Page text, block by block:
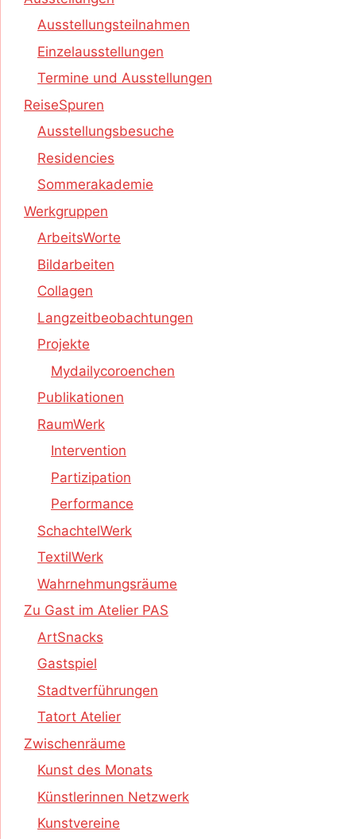
Ausstellungsteilnahmen
Einzelausstellungen
Termine und Ausstellungen
ReiseSpuren
Ausstellungsbesuche
Residencies
Sommerakademie
Werkgruppen
ArbeitsWorte
Bildarbeiten
Collagen
Langzeitbeobachtungen
Projekte
Mydailycoroenchen
Publikationen
RaumWerk
Intervention
Partizipation
Performance
SchachtelWerk
TextilWerk
Wahrnehmungsräume
Zu Gast im Atelier PAS
ArtSnacks
Gastspiel
Stadtverführungen
Tatort Atelier
Zwischenräume
Kunst des Monats
Künstlerinnen Netzwerk
Kunstvereine